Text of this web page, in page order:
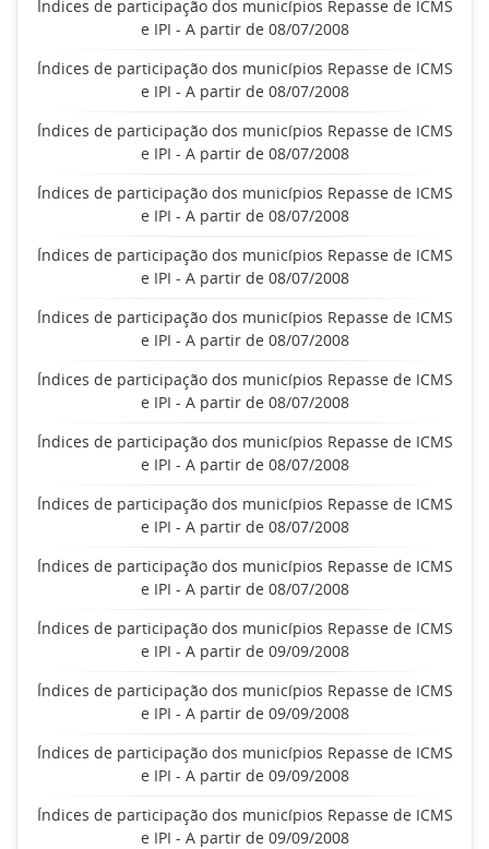
Índices de participação dos municípios Repasse de ICMS
e IPI - A partir de 08/07/2008
Índices de participação dos municípios Repasse de ICMS
e IPI - A partir de 08/07/2008
Índices de participação dos municípios Repasse de ICMS
e IPI - A partir de 08/07/2008
Índices de participação dos municípios Repasse de ICMS
e IPI - A partir de 08/07/2008
Índices de participação dos municípios Repasse de ICMS
e IPI - A partir de 08/07/2008
Índices de participação dos municípios Repasse de ICMS
e IPI - A partir de 08/07/2008
Índices de participação dos municípios Repasse de ICMS
e IPI - A partir de 08/07/2008
Índices de participação dos municípios Repasse de ICMS
e IPI - A partir de 08/07/2008
Índices de participação dos municípios Repasse de ICMS
e IPI - A partir de 08/07/2008
Índices de participação dos municípios Repasse de ICMS
e IPI - A partir de 08/07/2008
Índices de participação dos municípios Repasse de ICMS
e IPI - A partir de 09/09/2008
Índices de participação dos municípios Repasse de ICMS
e IPI - A partir de 09/09/2008
Índices de participação dos municípios Repasse de ICMS
e IPI - A partir de 09/09/2008
Índices de participação dos municípios Repasse de ICMS
e IPI - A partir de 09/09/2008